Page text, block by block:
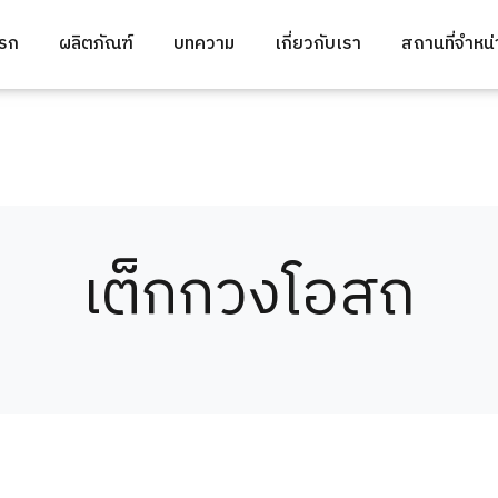
ก ผลิตภัณฑ์ บทความ เกี่ยวกับเรา สถานที่จำห
เต็กกวงโอสถ